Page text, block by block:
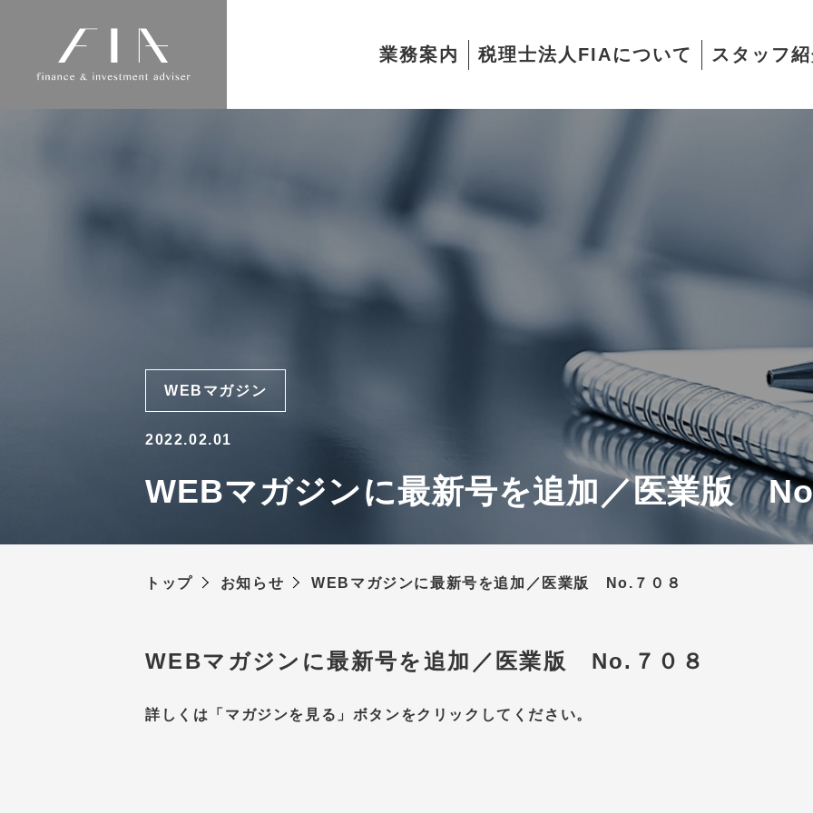
業務案内 税理士法人FIAについて スタッフ
WEBマガジン
2022.02.01
WEBマガジンに最新号を追加／医業版
トップ お知らせ WEBマガジンに最新号を追加／医業版 No.７０８
WEBマガジンに最新号を追加／医業版 No.７０８
詳しくは「マガジンを見る」ボタンをクリックしてください。